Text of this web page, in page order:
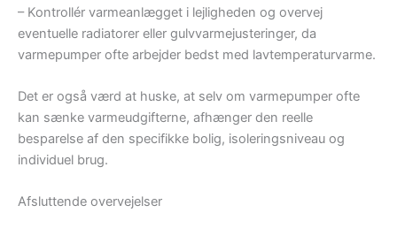
– Kontrollér varmeanlægget i lejligheden og overvej
eventuelle radiatorer eller gulvvarmejusteringer, da
varmepumper ofte arbejder bedst med lavtemperaturvarme.
Det er også værd at huske, at selv om varmepumper ofte
kan sænke varmeudgifterne, afhænger den reelle
besparelse af den specifikke bolig, isoleringsniveau og
individuel brug.
Afsluttende overvejelser